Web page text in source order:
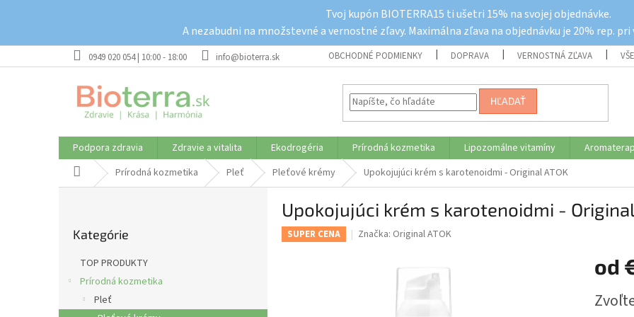
Tvoj kupón BIOTERRA15 ti ušetri 15% na svojej objednávke.
A nezabudni na množstevné a vernostné zľavy. Maximálna zľava na objednávku je 20% rep. pri
0949 020 054 | 10:00 - 18:00 info@bioterra.sk OBCHODNÉ PODMIENKY DOPRAVA VERNOSTNÁ ZĽAVA
HĽADAŤ
Podpora zdravia Zdravie a vitalita Ekodrogéria Prírodná kozmetika Lipozomálne vitamíny
DomovPrírodná kozmetika Pleť Pleťové krémy Upokojujúci krém s karotenoidmi - Original ATOK
kategórie
Kategórie
TOP PRODUKTY
Prírodná kozmetika
Pleť
Upokojujúci krém s karotenoidmi - Original
SUPER CENA Značka: Original ATOK
od
cena: